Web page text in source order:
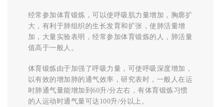
经常参加体育锻炼，可以使呼吸肌力量增加，胸廓扩
大，有利于肺组织的生长发育和扩张，使肺活量增
加，大量实验表明，经常参加体育锻炼的人，肺活量
值高于一般人。
体育锻炼由于加强了呼吸力量，可使呼吸深度增加，
以有效的增加肺的通气效率，研究表时，一般人在运
时肺通气量能增加到60升/分左右，有体育锻炼习惯
的人运动时通气量可达100升/分以上。